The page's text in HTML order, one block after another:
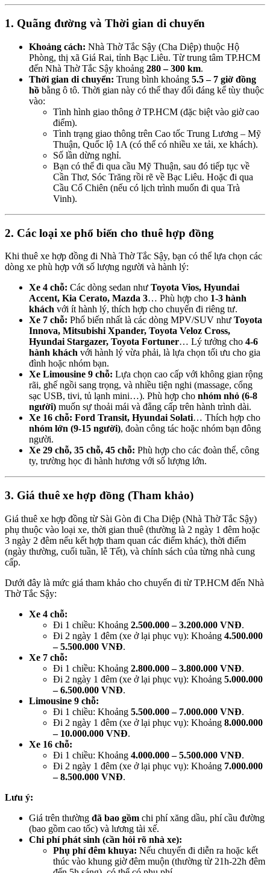
1. Quãng đường và Thời gian di chuyển
Khoảng cách: Nhà Thờ Tắc Sậy (Cha Diệp) thuộc Hộ
Phòng, thị xã Giá Rai, tỉnh Bạc Liêu. Từ trung tâm TP.HCM
đến Nhà Thờ Tắc Sậy khoảng 280 – 300 km.
Thời gian di chuyển: Trung bình khoảng 5.5 – 7 giờ đồng
hồ bằng ô tô. Thời gian này có thể thay đổi đáng kể tùy thuộc
vào:
Tình hình giao thông ở TP.HCM (đặc biệt vào giờ cao
điểm).
Tình trạng giao thông trên Cao tốc Trung Lương – Mỹ
Thuận, Quốc lộ 1A (có thể có nhiều xe tải, xe khách).
Số lần dừng nghỉ.
Bạn có thể đi qua cầu Mỹ Thuận, sau đó tiếp tục về
Cần Thơ, Sóc Trăng rồi rẽ về Bạc Liêu. Hoặc đi qua
Cầu Cổ Chiên (nếu có lịch trình muốn đi qua Trà
Vinh).
2. Các loại xe phổ biến cho thuê hợp đồng
Khi thuê xe hợp đồng đi Nhà Thờ Tắc Sậy, bạn có thể lựa chọn các
dòng xe phù hợp với số lượng người và hành lý:
Xe 4 chỗ: Các dòng sedan như Toyota Vios, Hyundai
Accent, Kia Cerato, Mazda 3… Phù hợp cho 1-3 hành
khách với ít hành lý, thích hợp cho chuyến đi riêng tư.
Xe 7 chỗ: Phổ biến nhất là các dòng MPV/SUV như Toyota
Innova, Mitsubishi Xpander, Toyota Veloz Cross,
Hyundai Stargazer, Toyota Fortuner… Lý tưởng cho 4-6
hành khách với hành lý vừa phải, là lựa chọn tối ưu cho gia
đình hoặc nhóm bạn.
Xe Limousine 9 chỗ: Lựa chọn cao cấp với không gian rộng
rãi, ghế ngồi sang trọng, và nhiều tiện nghi (massage, cổng
sạc USB, tivi, tủ lạnh mini…). Phù hợp cho nhóm nhỏ (6-8
người) muốn sự thoải mái và đẳng cấp trên hành trình dài.
Xe 16 chỗ: Ford Transit, Hyundai Solati… Thích hợp cho
nhóm lớn (9-15 người), đoàn công tác hoặc nhóm bạn đông
người.
Xe 29 chỗ, 35 chỗ, 45 chỗ: Phù hợp cho các đoàn thể, công
ty, trường học đi hành hương với số lượng lớn.
3. Giá thuê xe hợp đồng (Tham khảo)
Giá thuê xe hợp đồng từ Sài Gòn đi Cha Diệp (Nhà Thờ Tắc Sậy)
phụ thuộc vào loại xe, thời gian thuê (thường là 2 ngày 1 đêm hoặc
3 ngày 2 đêm nếu kết hợp tham quan các điểm khác), thời điểm
(ngày thường, cuối tuần, lễ Tết), và chính sách của từng nhà cung
cấp.
Dưới đây là mức giá tham khảo cho chuyến đi từ TP.HCM đến Nhà
Thờ Tắc Sậy:
Xe 4 chỗ:
Đi 1 chiều: Khoảng 2.500.000 – 3.200.000 VNĐ.
Đi 2 ngày 1 đêm (xe ở lại phục vụ): Khoảng 4.500.000
– 5.500.000 VNĐ.
Xe 7 chỗ:
Đi 1 chiều: Khoảng 2.800.000 – 3.800.000 VNĐ.
Đi 2 ngày 1 đêm (xe ở lại phục vụ): Khoảng 5.000.000
– 6.500.000 VNĐ.
Limousine 9 chỗ:
Đi 1 chiều: Khoảng 5.500.000 – 7.000.000 VNĐ.
Đi 2 ngày 1 đêm (xe ở lại phục vụ): Khoảng 8.000.000
– 10.000.000 VNĐ.
Xe 16 chỗ:
Đi 1 chiều: Khoảng 4.000.000 – 5.500.000 VNĐ.
Đi 2 ngày 1 đêm (xe ở lại phục vụ): Khoảng 7.000.000
– 8.500.000 VNĐ.
Lưu ý:
Giá trên thường đã bao gồm chi phí xăng dầu, phí cầu đường
(bao gồm cao tốc) và lương tài xế.
Chi phí phát sinh (cần hỏi rõ nhà xe):
Phụ phí đêm khuya: Nếu chuyến đi diễn ra hoặc kết
thúc vào khung giờ đêm muộn (thường từ 21h-22h đêm